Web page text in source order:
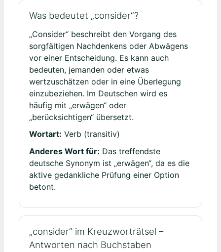
Was bedeutet „consider“?
„Consider“ beschreibt den Vorgang des
sorgfältigen Nachdenkens oder Abwägens
vor einer Entscheidung. Es kann auch
bedeuten, jemanden oder etwas
wertzuschätzen oder in eine Überlegung
einzubeziehen. Im Deutschen wird es
häufig mit „erwägen“ oder
„berücksichtigen“ übersetzt.
Wortart: Verb (transitiv)
Anderes Wort für: Das treffendste
deutsche Synonym ist „erwägen“, da es die
aktive gedankliche Prüfung einer Option
betont.
„consider“ im Kreuzworträtsel –
Antworten nach Buchstaben